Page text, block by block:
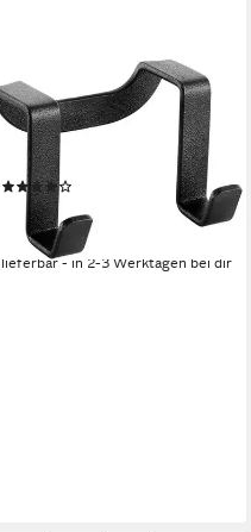
METALTEX
Türhaken Origin Lava,
Badezimmer, (Set, 1-St),
Metall
8,90 € UVP
-51%
lieferbar - in 2-3 Werktagen bei dir